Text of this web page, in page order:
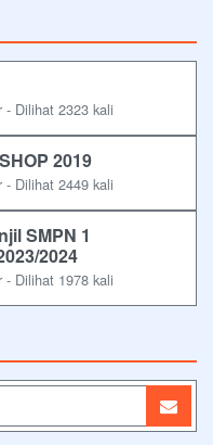
- Dilihat 2323 kali
2019
- Dilihat 2449 kali
SMPN 1
2024
- Dilihat 1978 kali